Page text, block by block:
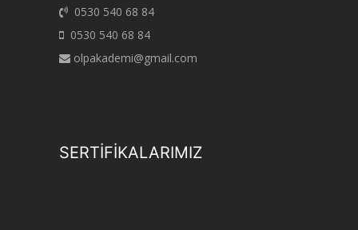
0530 540 68 84
0530 540 68 84
olpakademi@gmail.com
SERTİFİKALARIMIZ